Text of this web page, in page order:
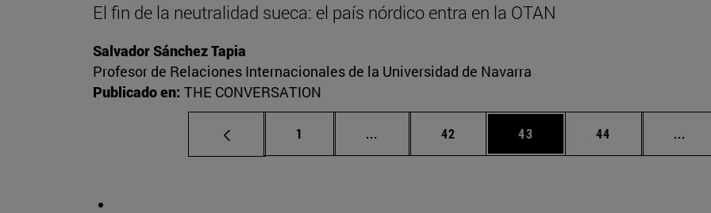
El fin de la neutralidad sueca: el país nórdico entra en la OTAN
Salvador Sánchez Tapia
Profesor de Relaciones Internacionales de la Universidad de Navarra
Publicado en: THE CONVERSATION
Página
1 ... Páginas intermedias Use TAB para desplazarse.
Página
42 Página
43 Página
44 ...